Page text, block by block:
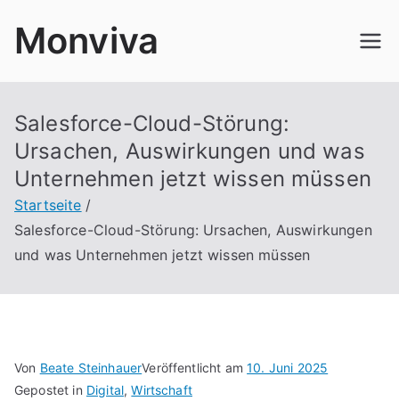
InhaltMonviva
Salesforce-Cloud-Störung:
Ursachen, Auswirkungen und was
Unternehmen jetzt wissen müssen
Startseite
Salesforce-Cloud-Störung: Ursachen, Auswirkungen
und was Unternehmen jetzt wissen müssen
Von Beate SteinhauerVeröffentlicht am10. Juni 2025
Gepostet in Digital,Wirtschaft